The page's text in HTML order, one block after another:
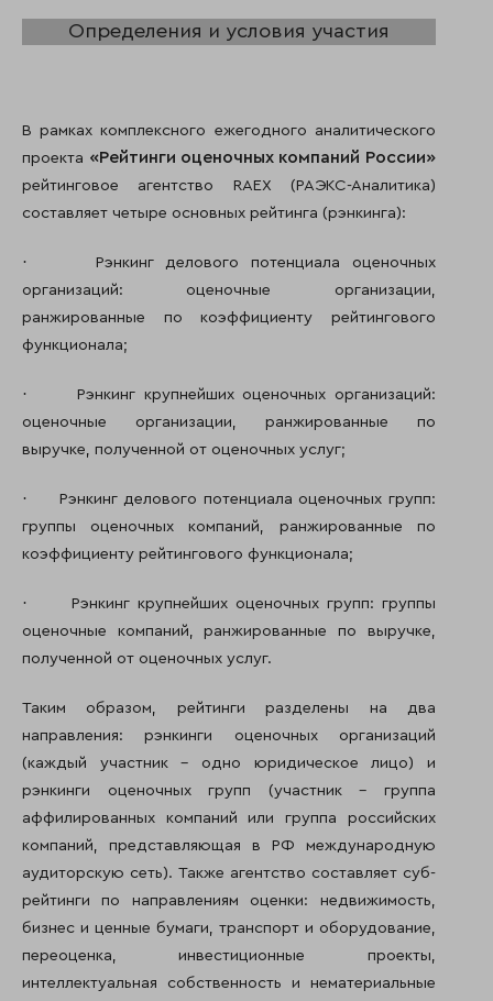
Определения и условия участия
В рамках комплексного ежегодного аналитического
проекта «Рейтинги оценочных компаний России»
рейтинговое агентство RAEX (РАЭКС-Аналитика)
составляет четыре основных рейтинга (рэнкинга):
·
Рэнкинг делового потенциала оценочных
организаций: оценочные организации,
ранжированные по коэффициенту рейтингового
функционала;
·
Рэнкинг крупнейших оценочных организаций:
оценочные организации, ранжированные по
выручке, полученной от оценочных услуг;
·
Рэнкинг делового потенциала оценочных групп:
группы оценочных компаний, ранжированные по
коэффициенту рейтингового функционала;
·
Рэнкинг крупнейших оценочных групп: группы
оценочные компаний, ранжированные по выручке,
полученной от оценочных услуг.
Таким образом, рейтинги разделены на два
направления: рэнкинги оценочных организаций
(каждый участник – одно юридическое лицо) и
рэнкинги оценочных групп (участник – группа
аффилированных компаний или группа российских
компаний, представляющая в РФ международную
аудиторскую сеть). Также агентство составляет суб-
рейтинги по направлениям оценки: недвижимость,
бизнес и ценные бумаги, транспорт и оборудование,
переоценка, инвестиционные проекты,
интеллектуальная собственность и нематериальные